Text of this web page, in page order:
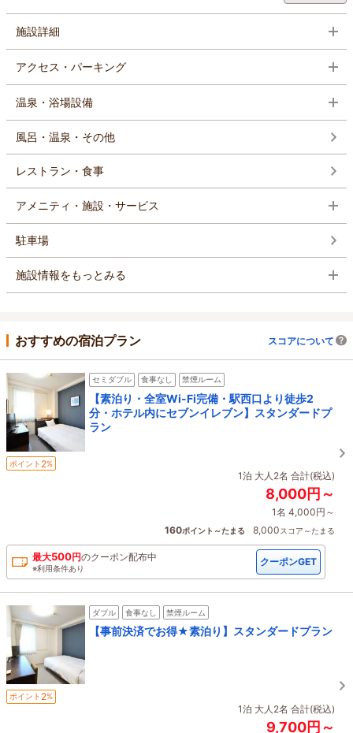
施設詳細
アクセス・パーキング
温泉・浴場設備
風呂・温泉・その他
レストラン・食事
アメニティ・施設・サービス
駐車場
施設情報をもっとみる
おすすめの宿泊プラン スコアについて
セミダブル 食事なし 禁煙ルーム
【素泊り・全室Wi-Fi完備・駅西口より徒歩2
分・ホテル内にセブンイレブン】スタンダードプ
ラン
ポイント 2%
1泊 大人2名 合計(税込)
8,000円～
1名 4,000円～
160ポイント～たまる 8,000スコア～たまる
最大500円のクーポン配布中
※利用条件あり
クーポンGET
ダブル 食事なし 禁煙ルーム
【事前決済でお得★素泊り】スタンダードプラン
ポイント 2%
1泊 大人2名 合計(税込)
9,700円～